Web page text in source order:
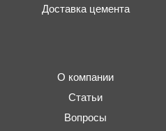
Доставка цемента
О компании
Статьи
Вопросы